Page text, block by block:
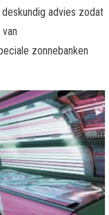
advies zodat
zonnebanken